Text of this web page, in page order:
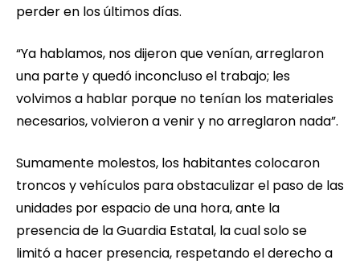
perder en los últimos días.
“Ya hablamos, nos dijeron que venían, arreglaron
una parte y quedó inconcluso el trabajo; les
volvimos a hablar porque no tenían los materiales
necesarios, volvieron a venir y no arreglaron nada”.
Sumamente molestos, los habitantes colocaron
troncos y vehículos para obstaculizar el paso de las
unidades por espacio de una hora, ante la
presencia de la Guardia Estatal, la cual solo se
limitó a hacer presencia, respetando el derecho a